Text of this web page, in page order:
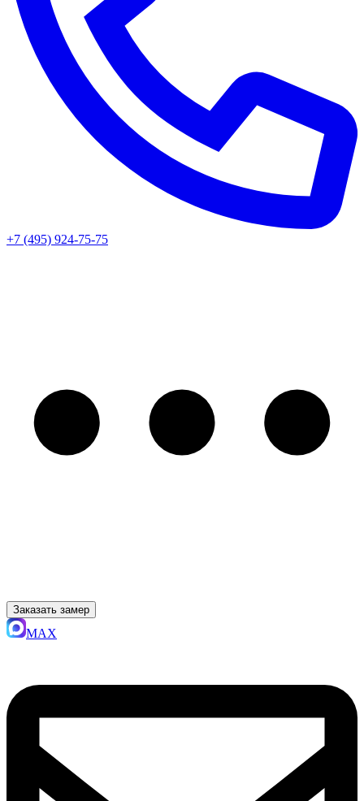
+7 (495) 924-75-75
Заказать замер
MAX